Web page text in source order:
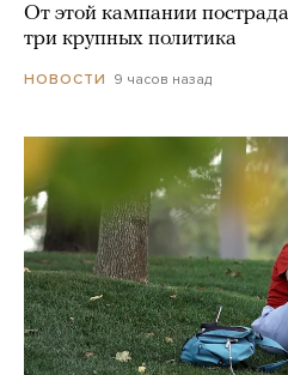
От этой кампании
три крупных политика
НОВОСТИ 9 часов назад